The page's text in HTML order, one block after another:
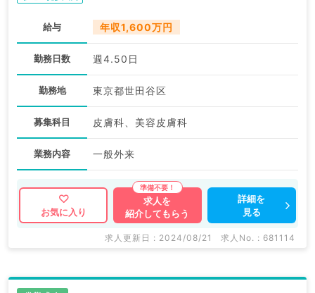
給与 年収1,600万円
勤務日数 週4.50日
勤務地 東京都世田谷区
募集科目 皮膚科、美容皮膚科
業務内容 一般外来
お気に入り
求人を
紹介してもらう
詳細を
見る
求人更新日 : 2024/08/21 求人No. : 681114